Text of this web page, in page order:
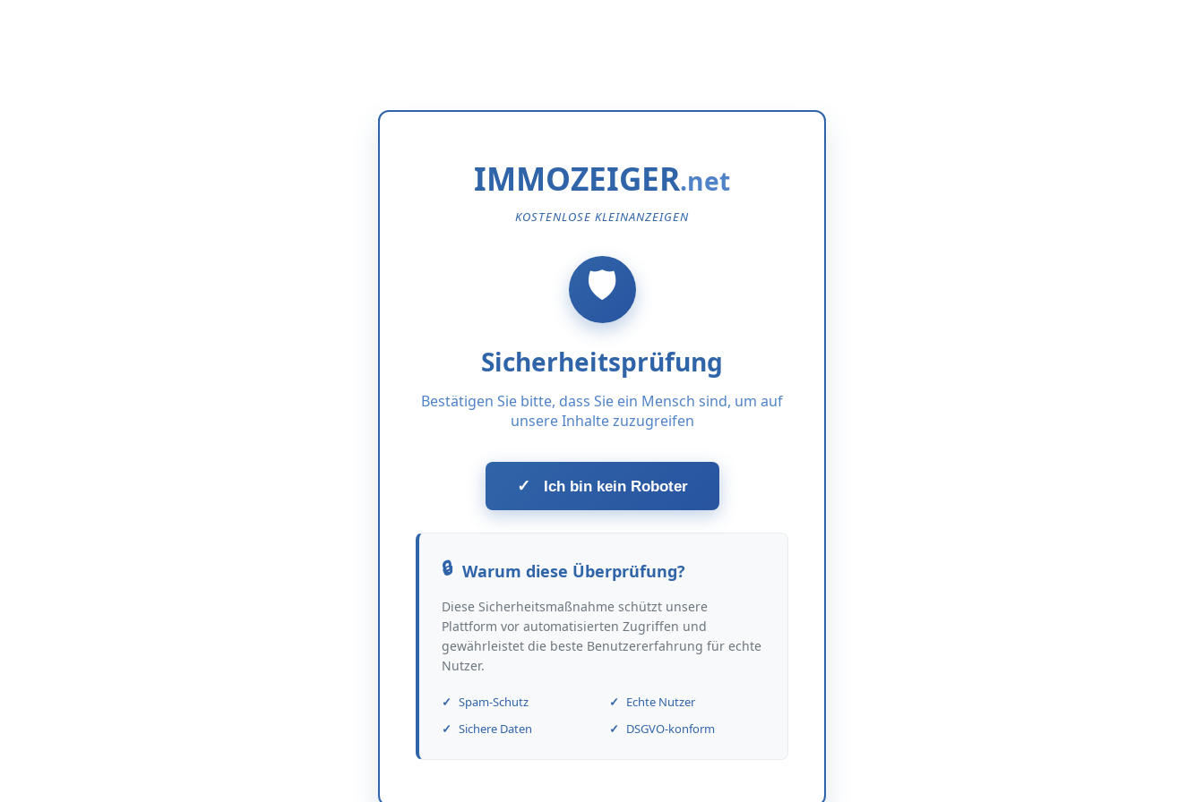
IMMOZEIGER
KOSTENLOSE KLEINANZEIGEN
Sicherheitsprüfung
Bestätigen Sie bitte, dass Sie ein Mensch sind, um auf
unsere Inhalte zuzugreifen
✓ Ich bin kein Roboter
Warum diese Überprüfung?
Diese Sicherheitsmaßnahme schützt unsere
Plattform vor automatisierten Zugriffen und
gewährleistet die beste Benutzererfahrung für echte
Nutzer.
Spam-Schutz
Echte Nutzer
Sichere Daten
DSGVO-konform